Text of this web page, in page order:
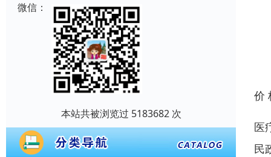
微信：
本站共被浏览过 5183682 次
价
医
民